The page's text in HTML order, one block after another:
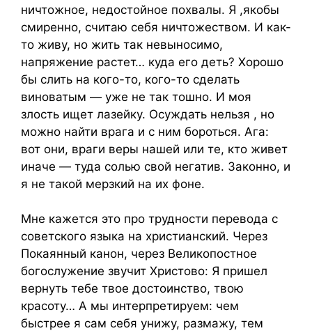
ничтожное, недостойное похвалы. Я ,якобы
смиренно, считаю себя ничтожеством. И как-
то живу, но жить так невыносимо,
напряжение растет… куда его деть? Хорошо
бы слить на кого-то, кого-то сделать
виноватым — уже не так тошно. И моя
злость ищет лазейку. Осуждать нельзя , но
можно найти врага и с ним бороться. Ага:
вот они, враги веры нашей или те, кто живет
иначе — туда солью свой негатив. Законно, и
я не такой мерзкий на их фоне.
Мне кажется это про трудности перевода с
советского языка на христианский. Через
Покаянный канон, через Великопостное
богослужение звучит Христово: Я пришел
вернуть тебе твое достоинство, твою
красоту… А мы интерпретируем: чем
быстрее я сам себя унижу, размажу, тем